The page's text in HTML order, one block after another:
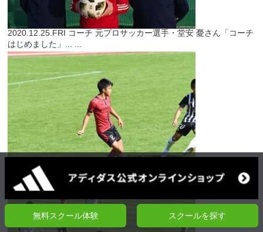
2020.12.25.FRI コーチ 元プロサッカー選手・堂安 憂さん「コーチ
はじめました」...
2020.12.24.THU 特別企画 【高校サッカー選手権出場校に所属する
クーバー出身選手／第五回】江川脩斗選手（長崎...
無料スクール体験 スクールを探す